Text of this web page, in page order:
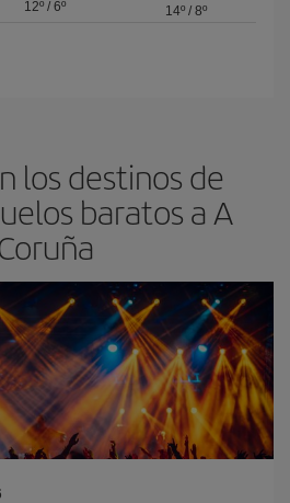
12º / 6º
14º/ 8º
los destinos de
baratos a A